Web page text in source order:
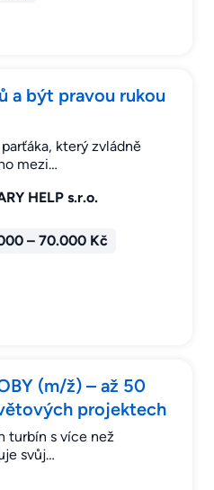
a být pravou rukou
který zvládně
mezi…
HELP s.r.o.
– 70.000 Kč
(m/ž) – až 50
projektech
turbín s více než
svůj…